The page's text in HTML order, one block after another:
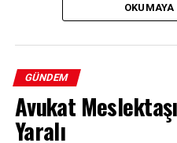
Cumhurbaşkanı Erdoğan
GÜNDEM
Avukat
Yaralı